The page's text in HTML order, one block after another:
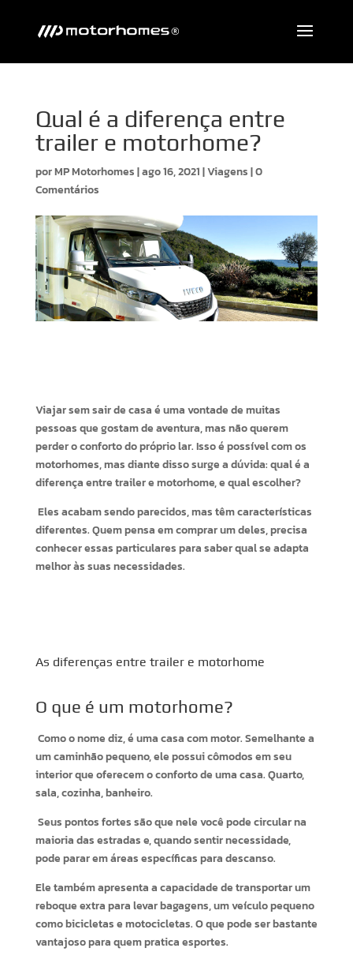
Qual é a diferença entre
trailer e motorhome?
porMP Motorhomes|ago 16, 2021|Viagens|0
Comentários
Viajar sem sair de casa é uma vontade de muitas
pessoas que gostam de aventura, mas não querem
perder o conforto do próprio lar. Isso é possível com os
motorhomes, mas diante disso surge a dúvida: qual é a
diferença entre trailer e motorhome, e qual escolher?
Eles acabam sendo parecidos, mas têm características
diferentes. Quem pensa em comprar um deles, precisa
conhecer essas particulares para saber qual se adapta
melhor às suas necessidades.
As diferenças entre trailer e motorhome
O que é um motorhome?
Como o nome diz, é uma casa com motor. Semelhante a
um caminhão pequeno, ele possui cômodos em seu
interior que oferecem o conforto de uma casa. Quarto,
sala, cozinha, banheiro.
Seus pontos fortes são que nele você pode circular na
maioria das estradas e, quando sentir necessidade,
pode parar em áreas específicas para descanso.
Ele também apresenta a capacidade de transportar um
reboque extra para levar bagagens, um veículo pequeno
como bicicletas e motocicletas. O que pode ser bastante
vantajoso para quem pratica esportes.